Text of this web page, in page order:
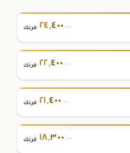
٢٤,٤٠٠ .٠٠ فرنك
٢٢,٤٠٠ .٠٠ فرنك
٢١,٤٠٠ .٠٠ فرنك
١٨,٣٠٠ .٠٠ فرنك